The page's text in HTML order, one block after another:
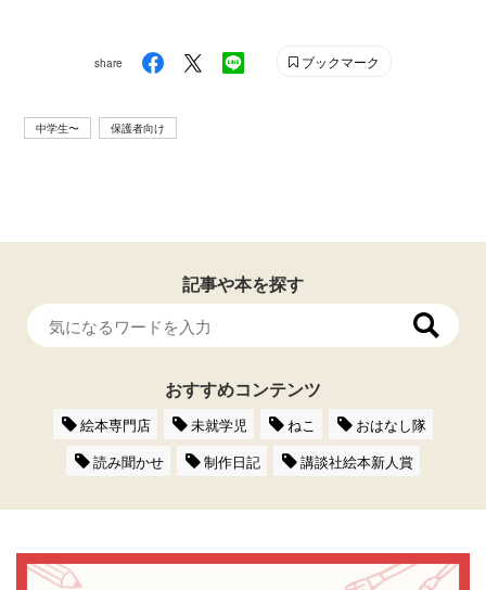
share ブックマーク
中学生〜 保護者向け
記事や本を探す
おすすめコンテンツ
絵本専門店 未就学児 ねこ
おはなし隊
読み聞かせ
制作日記 講談社絵本新人賞